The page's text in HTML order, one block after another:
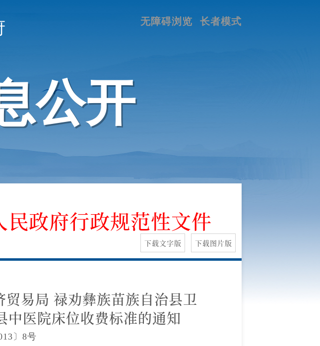
长者模式
无障碍浏览
公开
政府行政规范性文件
下载文字版 下载图片版
易局 禄劝彝族苗族自治县卫
中医院床位收费标准的通知
〕8号